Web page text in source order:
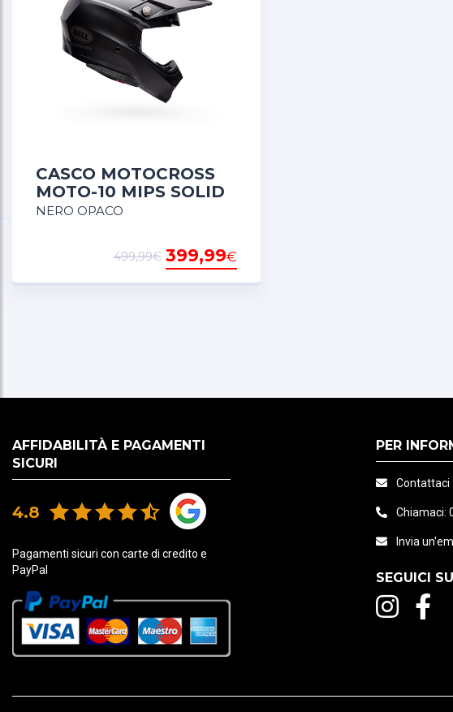
CASCO MOTOCROSS
MOTO-10 MIPS SOLID
NERO OPACO
399,99€
499,99€
AFFIDABILITÀ E PAGAMENTI
SICURI
4.8
Pagamenti sicuri con carte di credito e
PayPal
PER
Contattaci
Chiamaci:
Invia
SEGUICI